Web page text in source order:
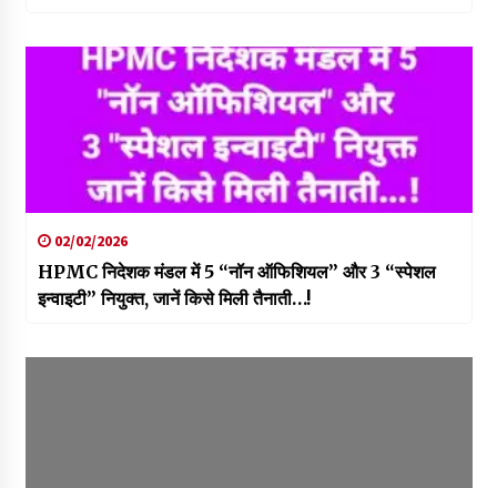
02/02/2026
HPMC निदेशक मंडल में 5 “नॉन ऑफिशियल” और 3 “स्पेशल
इन्वाइटी” नियुक्त, जानें किसे मिली तैनाती…!